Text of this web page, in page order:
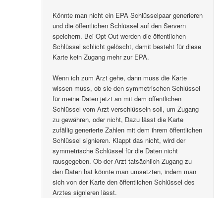
Könnte man nicht ein EPA Schlüsselpaar generieren
und die öffentlichen Schlüssel auf den Servern
speichern. Bei Opt-Out werden die öffentlichen
Schlüssel schlicht gelöscht, damit besteht für diese
Karte kein Zugang mehr zur EPA.
Wenn ich zum Arzt gehe, dann muss die Karte
wissen muss, ob sie den symmetrischen Schlüssel
für meine Daten jetzt an mit dem öffentlichen
Schlüssel vom Arzt verschlüsseln soll, um Zugang
zu gewähren, oder nicht, Dazu lässt die Karte
zufällig generierte Zahlen mit dem ihrem öffentlichen
Schlüssel signieren. Klappt das nicht, wird der
symmetrische Schlüssel für die Daten nicht
rausgegeben. Ob der Arzt tatsächlich Zugang zu
den Daten hat könnte man umsetzten, indem man
sich von der Karte den öffentlichen Schlüssel des
Arztes signieren lässt.